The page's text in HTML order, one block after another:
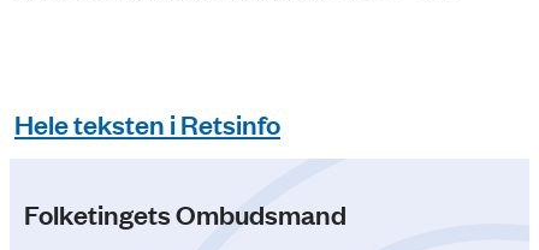
Hele teksten i Retsinfo
Folketingets Ombudsmand